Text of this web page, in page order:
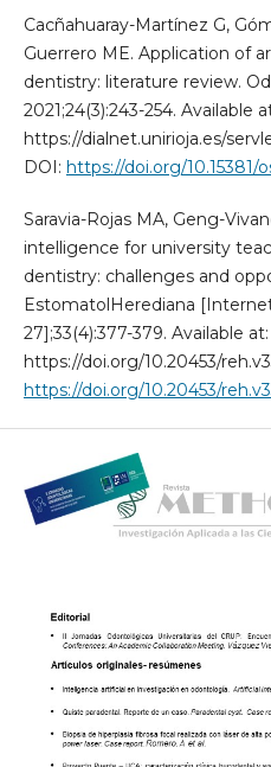
Cacñahuaray-Martínez G,
Guerrero ME. Application of
dentistry: literature review.
2021;24(3):243-254. Available
https://dialnet.unirioja.es/
DOI: https://doi.org/10.15381/
Saravia-Rojas MA, Geng-
intelligence for university
dentistry: challenges and
EstomatolHerediana
27];33(4):377-379. Available at:
https://doi.org/10.20453/
https://doi.org/10.20453/